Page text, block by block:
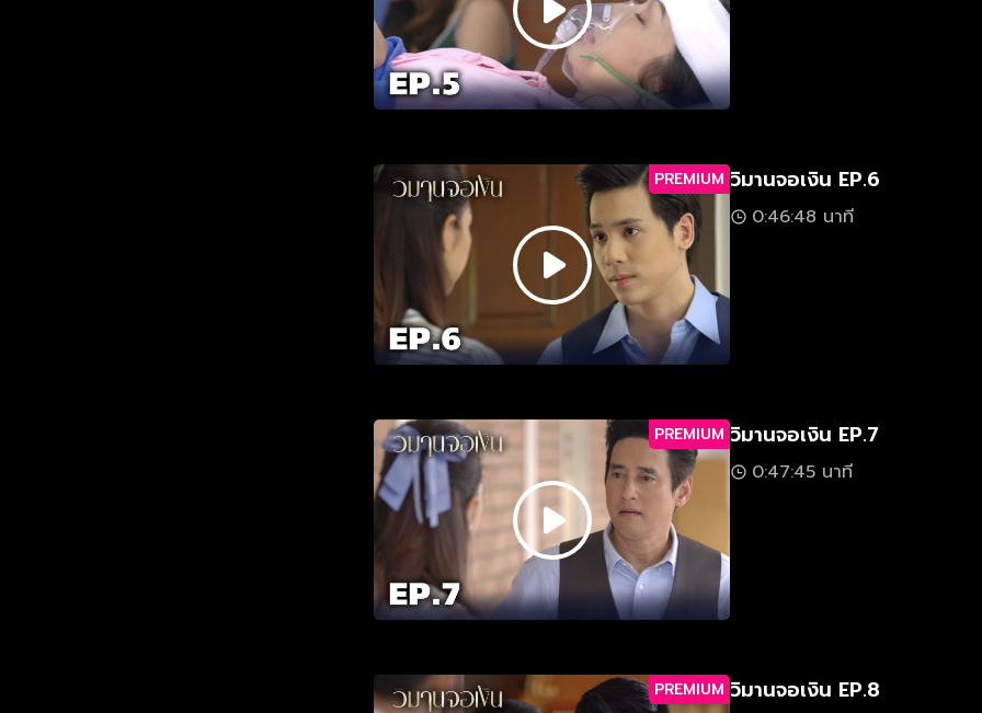
PREMIUM วิมานจอเงิน EP.6
0:46:48 นาที
PREMIUM วิมานจอเงิน EP.7
0:47:45 นาที
PREMIUM วิมานจอเงิน EP.8